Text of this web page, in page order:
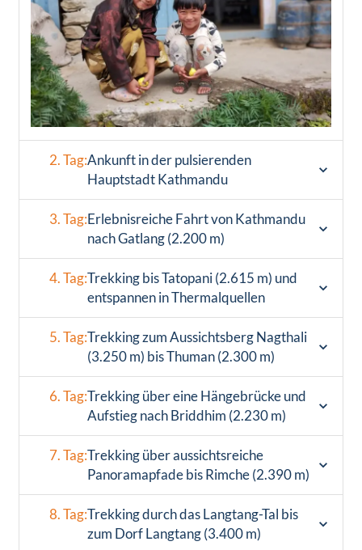
2. Tag:Ankunft in der pulsierenden
Hauptstadt Kathmandu
3. Tag:Erlebnisreiche Fahrt von Kathmandu
nach Gatlang (2.200 m)
4. Tag:Trekking bis Tatopani (2.615 m) und
entspannen in Thermalquellen
5. Tag:Trekking zum Aussichtsberg Nagthali
(3.250 m) bis Thuman (2.300 m)
6. Tag:Trekking über eine Hängebrücke und
Aufstieg nach Briddhim (2.230 m)
7. Tag:Trekking über aussichtsreiche
Panoramapfade bis Rimche (2.390 m)
8. Tag:Trekking durch das Langtang-Tal bis
zum Dorf Langtang (3.400 m)